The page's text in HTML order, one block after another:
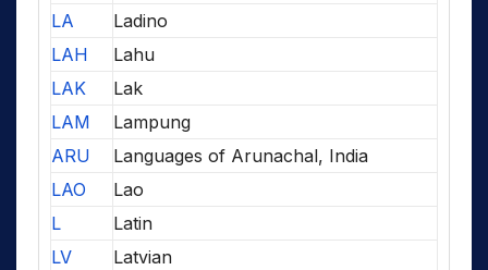
LA
Ladino
LAH
Lahu
LAK
Lak
LAM
Lampung
ARU
Languages of Arunachal, India
LAO
Lao
L
Latin
LV
Latvian